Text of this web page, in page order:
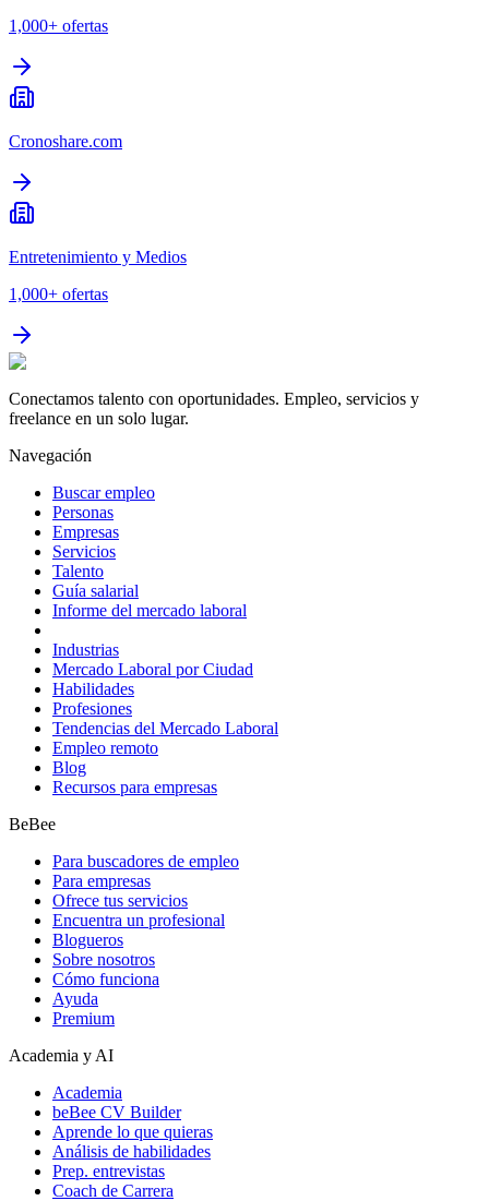
1,000+ ofertas
Cronoshare.com
Entretenimiento y Medios
1,000+ ofertas
Conectamos talento con oportunidades. Empleo, servicios y
freelance en un solo lugar.
Navegación
Buscar empleo
Personas
Empresas
Servicios
Talento
Guía salarial
Informe del mercado laboral
Industrias
Mercado Laboral por Ciudad
Habilidades
Profesiones
Tendencias del Mercado Laboral
Empleo remoto
Blog
Recursos para empresas
BeBee
Para buscadores de empleo
Para empresas
Ofrece tus servicios
Encuentra un profesional
Blogueros
Sobre nosotros
Cómo funciona
Ayuda
Premium
Academia y AI
Academia
beBee CV Builder
Aprende lo que quieras
Análisis de habilidades
Prep. entrevistas
Coach de Carrera